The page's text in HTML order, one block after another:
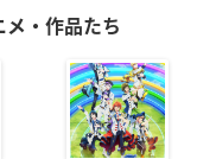
メ・作品たち